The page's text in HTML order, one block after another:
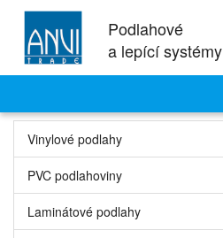
Podlahové
a lepící systémy
Vinylové podlahy
PVC podlahoviny
Laminátové podlahy